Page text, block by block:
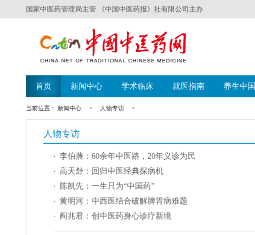
国家中医药管理局主管 《中国中医药报》社有限公司主办
首页 新闻中心 学术临床 就医指南 养生中国
当前位置： 新闻中心 > 人物专访 >
人物专访
李伯藩：60余年中医路，20年义诊为民
高天舒：回归中医经典探病机
陈凯先：一生只为“中国药”
黄明河：中西医结合破解脾胃病难题
阎兆君：创中医药身心诊疗新境